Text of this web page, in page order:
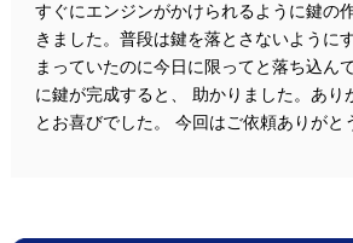
すぐにエンジンがかけられるように鍵の
きました。普段は鍵を落とさないように
まっていたのに今日に限ってと落ち込ん
に鍵が完成すると、 助かりました。あり
とお喜びでした。 今回はご依頼ありがと